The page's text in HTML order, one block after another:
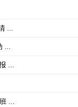
...
...
...
...